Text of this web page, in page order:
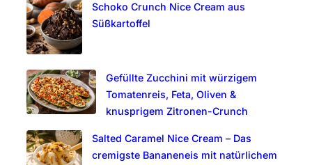
Schoko Crunch Nice Cream aus
Süßkartoffel
Gefüllte Zucchini mit würzigem
Tomatenreis, Feta, Oliven &
knusprigem Zitronen-Crunch
Salted Caramel Nice Cream – Das
cremigste Bananeneis mit natürlichem